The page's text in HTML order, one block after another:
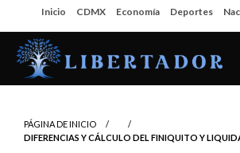
al
contenido
Inicio CDMX Economía Deportes
PÁGINA DE INICIO
DIFERENCIAS Y CÁLCULO DEL FINIQUITO Y